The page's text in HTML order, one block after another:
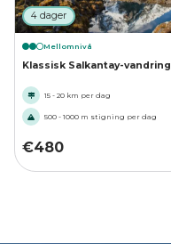
4 dager
Mellomnivå
Klassisk Salkantay-vandring
15 - 20 km per dag
500 - 1000 m stigning per dag
€480